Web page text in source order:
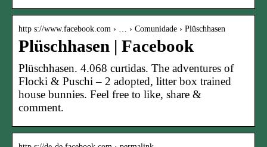
http s://www.facebook.com › … › Comunidade › Plüschhasen
Plüschhasen | Facebook
Plüschhasen. 4.068 curtidas. The adventures of
Flocki & Puschi – 2 adopted, litter box trained
house bunnies. Feel free to like, share &
comment.